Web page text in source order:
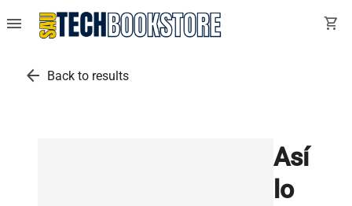
menu shopping_cart
arrow_back Back to results
Así
lo